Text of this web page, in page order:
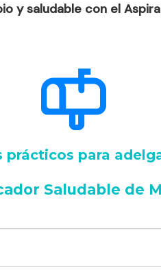
y saludable con el
prácticos para
Saludable de